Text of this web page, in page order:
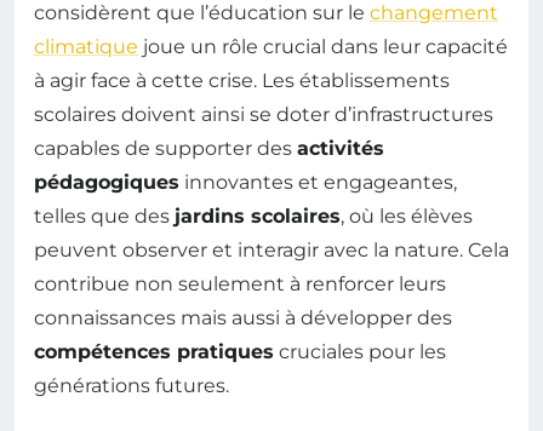
considèrent que l’éducation sur le changement
climatique joue un rôle crucial dans leur capacité
à agir face à cette crise. Les établissements
scolaires doivent ainsi se doter d’infrastructures
capables de supporter des activités
pédagogiques innovantes et engageantes,
telles que des jardins scolaires, où les élèves
peuvent observer et interagir avec la nature. Cela
contribue non seulement à renforcer leurs
connaissances mais aussi à développer des
compétences pratiques cruciales pour les
générations futures.